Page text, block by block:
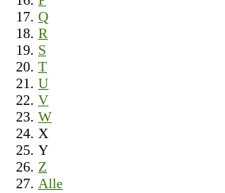
Q
R
S
T
U
V
W
X
Y
Z
Alle